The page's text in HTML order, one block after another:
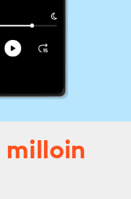
milloin